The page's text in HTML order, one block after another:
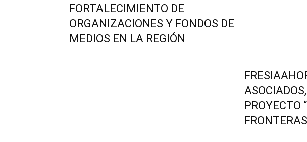
FORTALECIMIENTO DE
ORGANIZACIONES Y FONDOS DE
MEDIOS EN LA REGIÓN
PROYECTO